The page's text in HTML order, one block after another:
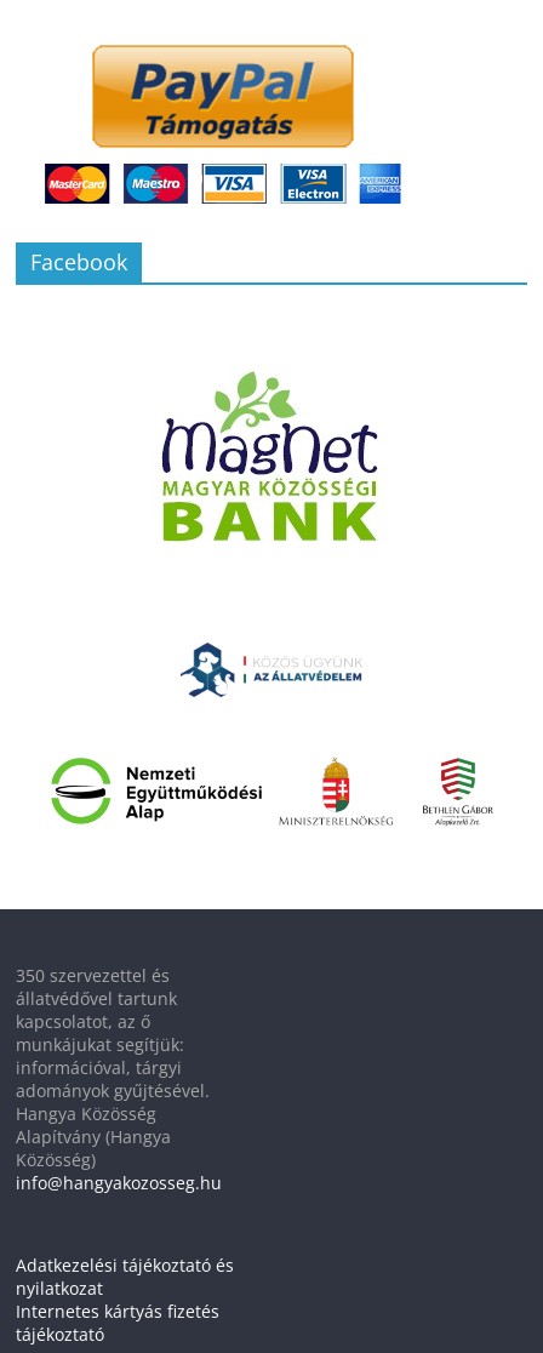
Facebook
350 szervezettel és
állatvédővel tartunk
kapcsolatot, az ő
munkájukat segítjük:
információval, tárgyi
adományok gyűjtésével.
Hangya Közösség
Alapítvány (Hangya
Közösség)
info@hangyakozosseg.hu
Adatkezelési tájékoztató és
nyilatkozat
Internetes kártyás fizetés
tájékoztató